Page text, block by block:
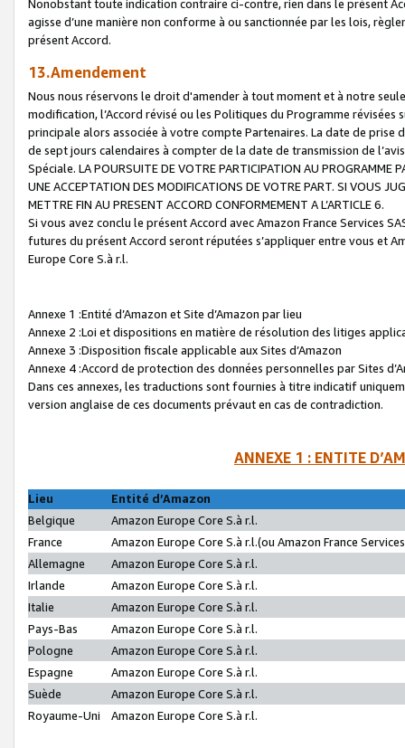
Nonobstant toute indication contraire ci-contre, rien dans le présent
agisse d’une manière non conforme à ou sanctionnée par les lois,
présent Accord.
13.Amendement
Nous nous réservons le droit d'amender à tout moment et à notre
modification, l’Accord révisé ou les Politiques du Programme
principale alors associée à votre compte Partenaires. La date de
de sept jours calendaires à compter de la date de transmission de
Spéciale. LA POURSUITE DE VOTRE PARTICIPATION AU PROGRAMME
UNE ACCEPTATION DES MODIFICATIONS DE VOTRE PART. SI VOUS
METTRE FIN AU PRESENT ACCORD CONFORMEMENT A L’ARTICLE 6.
Si vous avez conclu le présent Accord avec Amazon France Services
futures du présent Accord seront réputées s’appliquer entre vous et
Europe Core S.à r.l.
Annexe 1 :Entité d’Amazon et Site d’Amazon par lieu
Annexe 2 :Loi et dispositions en matière de résolution des litiges
Annexe 3 :Disposition fiscale applicable aux Sites d’Amazon
Annexe 4 :Accord de protection des données personnelles par Sites
Dans ces annexes, les traductions sont fournies à titre indicatif
version anglaise de ces documents prévaut en cas de contradiction.
ANNEXE 1 : ENTITE
Lieu
Entité d’Amazon
Belgique
Amazon Europe Core S.à r.l.
France
Amazon Europe Core S.à r.l.(ou Amazon France
Allemagne
Amazon Europe Core S.à r.l.
Irlande
Amazon Europe Core S.à r.l.
Italie
Amazon Europe Core S.à r.l.
Pays-Bas
Amazon Europe Core S.à r.l.
Pologne
Amazon Europe Core S.à r.l.
Espagne
Amazon Europe Core S.à r.l.
Suède
Amazon Europe Core S.à r.l.
Royaume-Uni
Amazon Europe Core S.à r.l.